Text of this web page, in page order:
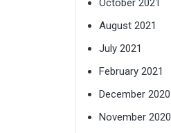
October 2021
August 2021
July 2021
February 2021
December 2020
November 2020